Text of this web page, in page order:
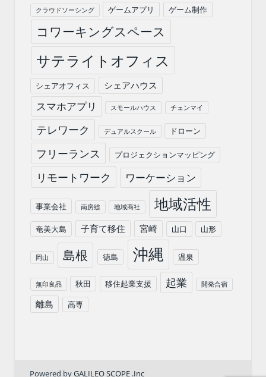
クラウドソーシング ゲームアプリ ゲーム制作
コワーキングスペース
サテライトオフィス
シェアオフィス シェアハウス
スマホアプリ スモールハウス チェンマイ
テレワーク デュアルスクール ドローン
フリーランス プロジェクションマッピング
リモートワーク ワーケーション
事業会社 南房総 地域商社 地域活性
奄美大島 子育て移住 宮崎 山口 山形
岡山 島根 徳島 沖縄 温泉
無印良品 秋田 移住起業支援 起業 開発合宿
離島 高専
Powered byGALILEO SCOPE .Inc